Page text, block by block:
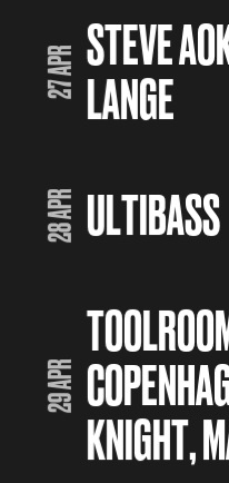
27 APR STEVE
LANGE
28 APR ULTIBASS
29 APR
KNIGHT,